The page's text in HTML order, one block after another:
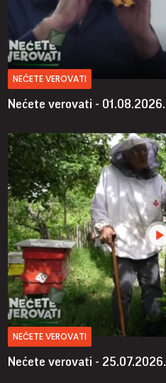
NEĆETE VEROVATI
Nećete verovati - 01.08.2026.
NEĆETE VEROVATI
Nećete verovati - 25.07.2026.